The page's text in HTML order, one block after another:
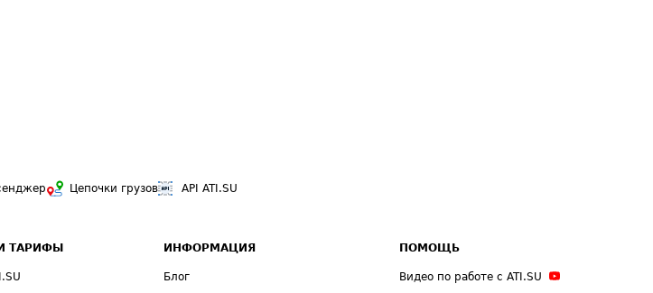
Цепочки грузов API ATI.SU
ТАРИФЫ ИНФОРМАЦИЯ
Блог
ПОМОЩЬ
Видео по работе с ATI.SU